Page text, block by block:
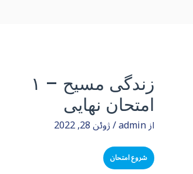
زندگی مسیح – ۱
امتحان نهایی
ازadmin
/ژوئن 28, 2022